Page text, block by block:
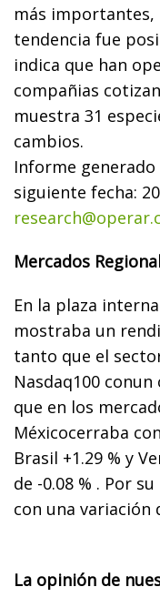
más importantes,
tendencia fue
indica que han
compañias
muestra 31
cambios.
Informe
siguiente fecha:
Mercados
En la plaza
mostraba un
tanto que el
Nasdaq100
que en los
Méxicocerraba
Brasil +1.29 % y
de -0.08 % . Por
con una variación
La opinión de